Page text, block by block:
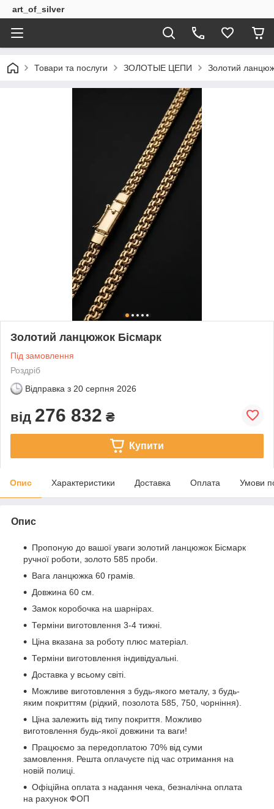
art_of_silver
Товари та послуги ЗОЛОТЫЕ ЦЕПИ Золотий
Золотий ланцюжок Бісмарк
Під замовлення
Роздріб
Відправка з 20 серпня 2026
від 276 832 ₴
Купити
Опис Характеристики Доставка Оплата Умови
Опис
Пропоную до вашої уваги золотий ланцюжок Бісмарк
ручної роботи, золото 585 проби.
Вага ланцюжка 60 грамів.
Довжина 60 см.
Замок коробочка на шарнірах.
Терміни виготовлення 3-4 тижні.
Ціна вказана за роботу плюс матеріал.
Терміни виготовлення індивідуальні.
Доставка у всьому світі.
Можливе виготовлення з будь-якого металу, з будь-
яким покриттям (рідкий, позолота 585, 750, чорніння).
Ціна залежить від типу покриття. Можливо
виготовлення будь-якої довжини та ваги!
Працюємо за передоплатою 70% від суми
замовлення. Решта оплачуєте під час отримання на
новій полиці.
Офіційна оплата з надання чека, безналічна оплата
на рахунок ФОП